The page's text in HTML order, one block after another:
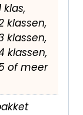
klas,
klassen,
klassen,
klassen,
of meer